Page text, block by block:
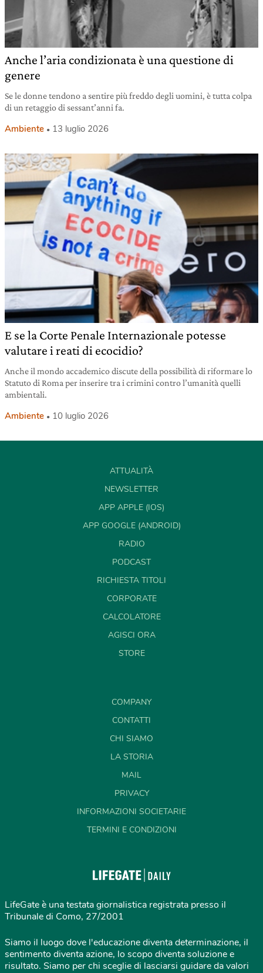
Anche l’aria condizionata è una questione di
genere
Se le donne tendono a sentire più freddo degli uomini, è tutta colpa
di un retaggio di sessant’anni fa.
Ambiente 13 luglio 2026
E se la Corte Penale Internazionale potesse
valutare i reati di ecocidio?
Anche il mondo accademico discute della possibilità di riformare lo
Statuto di Roma per inserire tra i crimini contro l’umanità quelli
ambientali.
Ambiente 10 luglio 2026
ATTUALITÀ
NEWSLETTER
APP APPLE (IOS)
APP GOOGLE (ANDROID)
RADIO
PODCAST
RICHIESTA TITOLI
CORPORATE
CALCOLATORE
AGISCI ORA
STORE
COMPANY
CONTATTI
CHI SIAMO
LA STORIA
MAIL
PRIVACY
INFORMAZIONI SOCIETARIE
TERMINI E CONDIZIONI
LifeGate è una testata giornalistica registrata presso il
Tribunale di Como, 27/2001
Siamo il luogo dove l'educazione diventa determinazione, il
sentimento diventa azione, lo scopo diventa soluzione e
risultato. Siamo per chi sceglie di lasciarsi guidare da valori